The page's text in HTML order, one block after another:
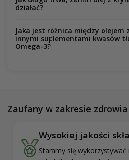
działać?
Jaka jest różnica między olejem
innymi suplementami kwasów
Omega-3?
Zaufany w zakresie zdrowia
Wysokiej jakości
Staramy się